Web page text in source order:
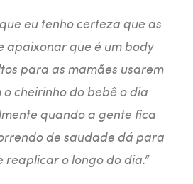
eu tenho certeza que as
apaixonar que é um body
para as mamães usarem
cheirinho do bebê o dia
quando a gente fica
de saudade dá para
reaplicar o longo do dia.”